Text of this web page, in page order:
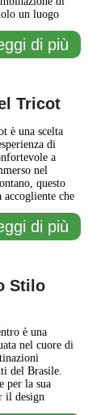
un luogo
brasiliane.
con gusto,
di più
Tricot
è una scelta
di
a
nel
questo
che
è stato curato
piacevole,
di più
Stilo
è una
nel cuore di
del Brasile.
per la sua
il design